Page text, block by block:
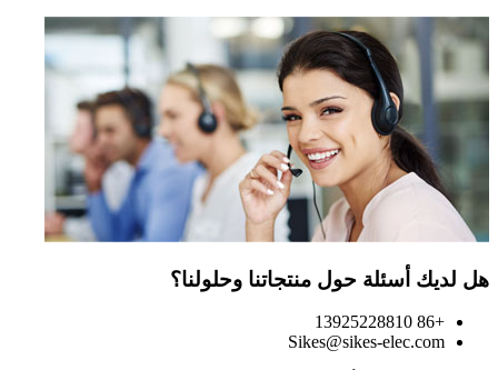
هل لديك أسئلة حول منتجاتنا وحلولنا؟
+86 13925228810
Sikes@sikes-elec.com